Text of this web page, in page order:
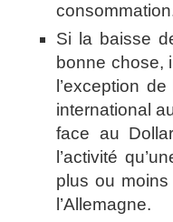
Si la baisse
bonne chose,
l’exception
international
face au
l’activité
plus ou
l’Allemagne.